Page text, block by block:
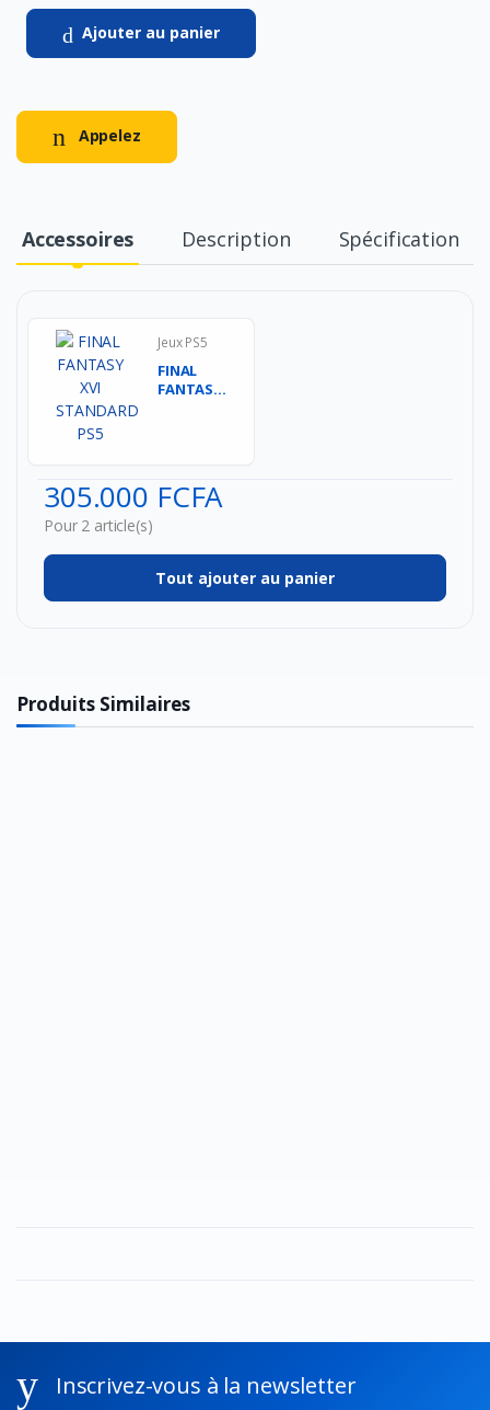
Ajouter au panier
Appelez
Accessoires Description Spécification
Jeux PS5
FINAL
FANTASY
305.000 FCFA
Pour 2 article(s)
Tout ajouter au panier
Produits Similaires
Inscrivez-vous à la newsletter